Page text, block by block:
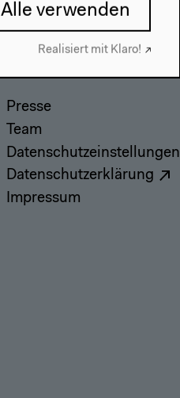
Kontakt
Presse
Team
Datenschutzeinstellungen
Datenschutzerklärung
Impressum
Alle verwenden
Realisiert mit Klaro!